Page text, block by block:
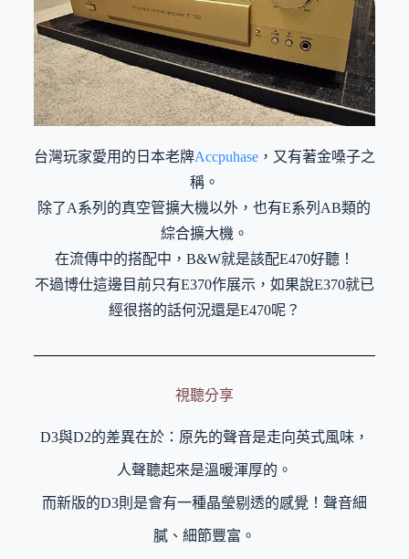
台灣玩家愛用的日本老牌Accpuhase，又有著金嗓子之
稱。
除了A系列的真空管擴大機以外，也有E系列AB類的
綜合擴大機。
在流傳中的搭配中，B&W就是該配E470好聽！
不過博仕這邊目前只有E370作展示，如果說E370就已
經很搭的話何況還是E470呢？
視聽分享
D3與D2的差異在於：原先的聲音是走向英式風味，
人聲聽起來是溫暖渾厚的。
而新版的D3則是會有一種晶瑩剔透的感覺！聲音細
膩、細節豐富。